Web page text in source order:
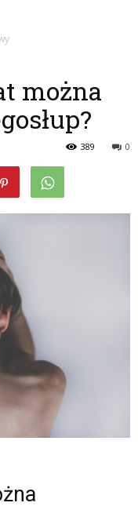
można
0
389